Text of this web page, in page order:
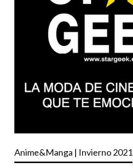
Anime&Manga | Invierno 2021